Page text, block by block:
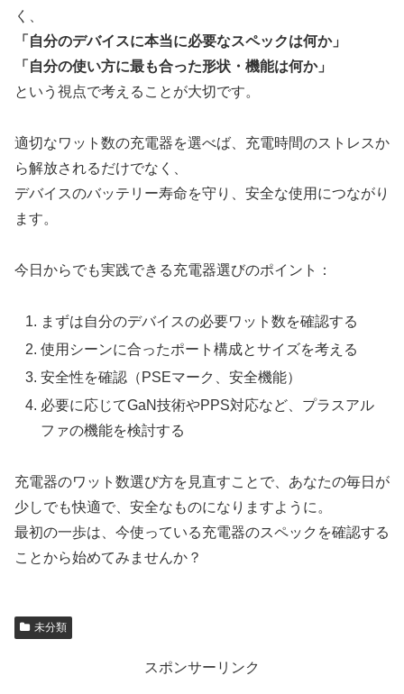
く、
「自分のデバイスに本当に必要なスペックは何か」
「自分の使い方に最も合った形状・機能は何か」
という視点で考えることが大切です。
適切なワット数の充電器を選べば、充電時間のストレスか
ら解放されるだけでなく、
デバイスのバッテリー寿命を守り、安全な使用につながり
ます。
今日からでも実践できる充電器選びのポイント：
まずは自分のデバイスの必要ワット数を確認する
使用シーンに合ったポート構成とサイズを考える
安全性を確認（PSEマーク、安全機能）
必要に応じてGaN技術やPPS対応など、プラスアル
ファの機能を検討する
充電器のワット数選び方を見直すことで、あなたの毎日が
少しでも快適で、安全なものになりますように。
最初の一歩は、今使っている充電器のスペックを確認する
ことから始めてみませんか？
未分類
スポンサーリンク